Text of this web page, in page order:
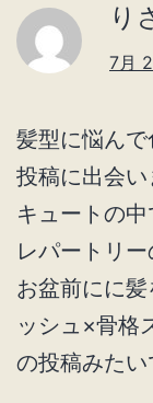
り
7月
髪型に悩ん
投稿に出会い
キュートの
レパートリ
お盆前にに
ッシュ×骨格
の投稿みた